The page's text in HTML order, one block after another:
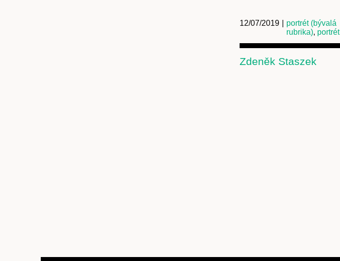
12/07/2019
portrét (bývalá
rubrika), portrét
Zdeněk Staszek